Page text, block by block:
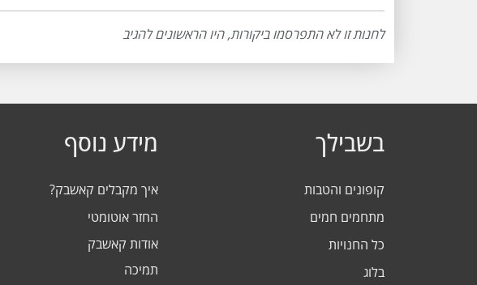
לחנות זו לא התפרסמו ביקורות, היו הראשונים להגיב
בשבילך
קופונים והטבות
מתחמים חמים
כל החנויות
בלוג
מידע נוסף
איך מקבלים קאשבק?
החזר אוטומטי
אודות קאשבק
תמיכה